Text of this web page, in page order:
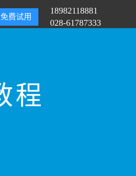
免费试用
18982118881
028-61787333
程